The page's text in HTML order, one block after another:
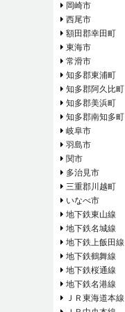
岡崎市
西尾市
額田郡幸田町
東海市
常滑市
知多郡東浦町
知多郡阿久比町
知多郡美浜町
知多郡南知多町
岐阜市
羽島市
関市
多治見市
三重郡川越町
いなべ市
地下鉄東山線
地下鉄名城線
地下鉄上飯田線
地下鉄鶴舞線
地下鉄桜通線
地下鉄名港線
ＪＲ東海道本線